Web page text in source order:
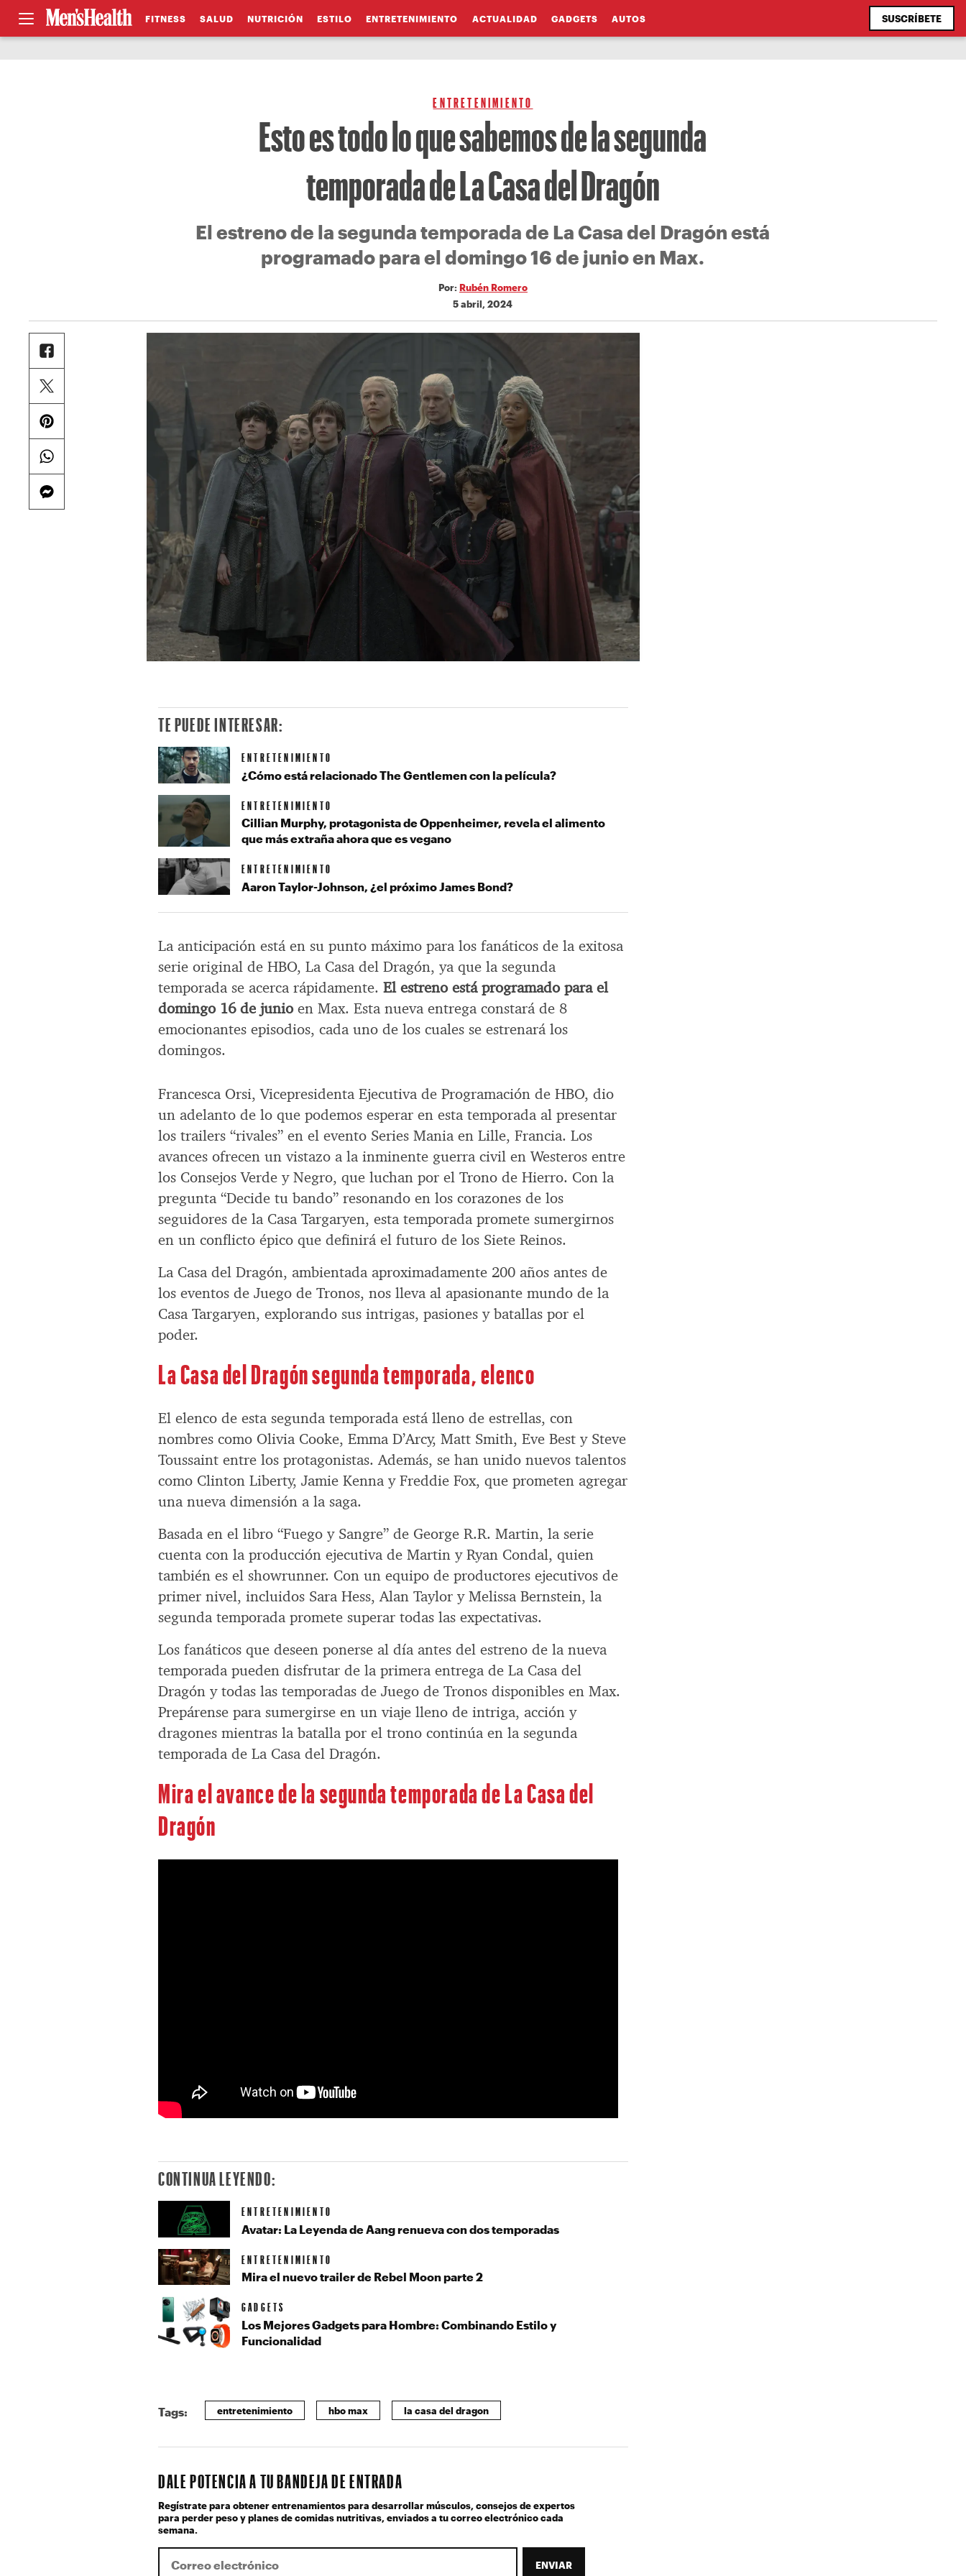
FITNESS SALUD NUTRICIÓN ESTILO ENTRETENIMIENTO ACTUALIDAD GADGETS AUTOS SUSCRÍBETE
ENTRETENIMIENTO
Esto es todo lo que sabemos de la segunda
temporada de La Casa del Dragón
El estreno de la segunda temporada de La Casa del Dragón está
programado para el domingo 16 de junio en Max.
Por: Rubén Romero
5 abril, 2024
La anticipación está en su punto máximo para los fanáticos de la exitosa
serie original de HBO, La Casa del Dragón, ya que la segunda
temporada se acerca rápidamente.El estreno está programado para el
domingo 16 de junioen Max. Esta nueva entrega constará de 8
emocionantes episodios, cada uno de los cuales se estrenará los
domingos.
Francesca Orsi, Vicepresidenta Ejecutiva de Programación de HBO, dio
un adelanto de lo que podemos esperar en esta temporada al presentar
los trailers “rivales” en el evento Series Mania en Lille, Francia. Los
avances ofrecen un vistazo a la inminente guerra civil en Westeros entre
los Consejos Verde y Negro, que luchan por el Trono de Hierro. Con la
pregunta “Decide tu bando” resonando en los corazones de los
seguidores de la Casa Targaryen, esta temporada promete sumergirnos
en un conflicto épico que definirá el futuro de los Siete Reinos.
La Casa del Dragón, ambientada aproximadamente 200 años antes de
los eventos de Juego de Tronos, nos lleva al apasionante mundo de la
Casa Targaryen, explorando sus intrigas, pasiones y batallas por el
poder.
La Casa del Dragón segunda temporada, elenco
El elenco de esta segunda temporada está lleno de estrellas, con
nombres como Olivia Cooke, Emma D’Arcy, Matt Smith, Eve Best y Steve
Toussaint entre los protagonistas. Además, se han unido nuevos talentos
como Clinton Liberty, Jamie Kenna y Freddie Fox, que prometen agregar
una nueva dimensión a la saga.
Basada en el libro “Fuego y Sangre” de George R.R. Martin, la serie
cuenta con la producción ejecutiva de Martin y Ryan Condal, quien
también es el showrunner. Con un equipo de productores ejecutivos de
primer nivel, incluidos Sara Hess, Alan Taylor y Melissa Bernstein, la
segunda temporada promete superar todas las expectativas.
Los fanáticos que deseen ponerse al día antes del estreno de la nueva
temporada pueden disfrutar de la primera entrega de La Casa del
Dragón y todas las temporadas de Juego de Tronos disponibles en Max.
Prepárense para sumergirse en un viaje lleno de intriga, acción y
dragones mientras la batalla por el trono continúa en la segunda
temporada de La Casa del Dragón.
Mira el avance de la segunda temporada de La Casa del
Dragón
TE PUEDE INTERESAR:
ENTRETENIMIENTO
¿Cómo está relacionado The Gentlemen con la película?
ENTRETENIMIENTO
Cillian Murphy, protagonista de Oppenheimer, revela el alimento
que más extraña ahora que es vegano
ENTRETENIMIENTO
Aaron Taylor-Johnson, ¿el próximo James Bond?
CONTINUA LEYENDO:
ENTRETENIMIENTO
Avatar: La Leyenda de Aang renueva con dos temporadas
ENTRETENIMIENTO
Mira el nuevo trailer de Rebel Moon parte 2
GADGETS
Los Mejores Gadgets para Hombre: Combinando Estilo y
Funcionalidad
Tags: entretenimiento hbo max la casa del dragon
DALE POTENCIA A TU BANDEJA DE ENTRADA
Regístrate para obtener entrenamientos para desarrollar músculos, consejos de expertos
para perder peso y planes de comidas nutritivas, enviados a tu correo electrónico cada
semana.
ENVIAR